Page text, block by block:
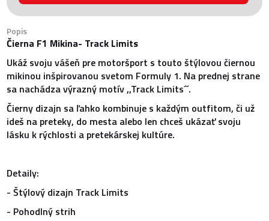
Popis
Čierna F1 Mikina- Track Limits
Ukáž svoju vášeň pre motoršport s touto štýlovou čiernou
mikinou inšpirovanou svetom Formuly 1. Na prednej strane
sa nachádza výrazný motív ,,Track Limits´´.
Čierny dizajn sa ľahko kombinuje s každým outfitom, či už
ideš na preteky, do mesta alebo len chceš ukázať svoju
lásku k rýchlosti a pretekárskej kultúre.
Detaily:
- Štýlový dizajn Track Limits
- Pohodlný strih